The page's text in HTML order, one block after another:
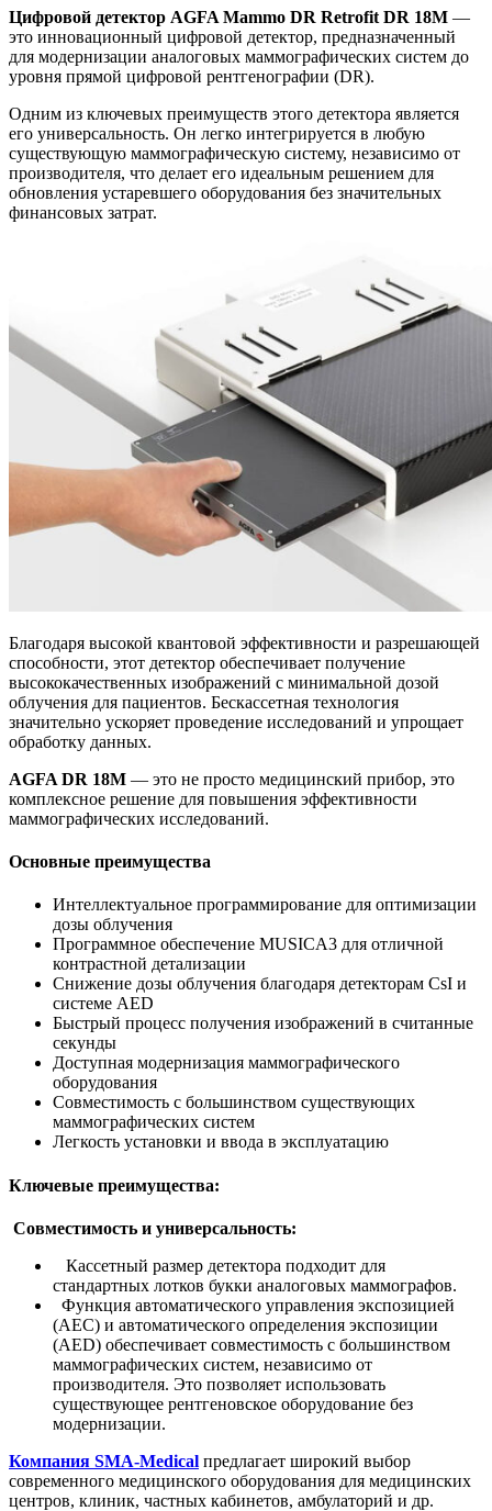
Цифровой детектор AGFA Mammo DR Retrofit DR 18M —
это инновационный цифровой детектор, предназначенный
для модернизации аналоговых маммографических систем до
уровня прямой цифровой рентгенографии (DR).
Одним из ключевых преимуществ этого детектора является
его универсальность. Он легко интегрируется в любую
существующую маммографическую систему, независимо от
производителя, что делает его идеальным решением для
обновления устаревшего оборудования без значительных
финансовых затрат.
Благодаря высокой квантовой эффективности и разрешающей
способности, этот детектор обеспечивает получение
высококачественных изображений с минимальной дозой
облучения для пациентов. Бескассетная технология
значительно ускоряет проведение исследований и упрощает
обработку данных.
AGFA DR 18M — это не просто медицинский прибор, это
комплексное решение для повышения эффективности
маммографических исследований.
Основные преимущества
Интеллектуальное программирование для оптимизации
дозы облучения
Программное обеспечение MUSICA3 для отличной
контрастной детализации
Снижение дозы облучения благодаря детекторам CsI и
системе AED
Быстрый процесс получения изображений в считанные
секунды
Доступная модернизация маммографического
оборудования
Совместимость с большинством существующих
маммографических систем
Легкость установки и ввода в эксплуатацию
Ключевые преимущества:
Совместимость и универсальность:
Кассетный размер детектора подходит для
стандартных лотков букки аналоговых маммографов.
Функция автоматического управления экспозицией
(AEC) и автоматического определения экспозиции
(AED) обеспечивает совместимость с большинством
маммографических систем, независимо от
производителя. Это позволяет использовать
существующее рентгеновское оборудование без
модернизации.
Компания SMA-Medical предлагает широкий выбор
современного медицинского оборудования для медицинских
центров, клиник, частных кабинетов, амбулаторий и др.